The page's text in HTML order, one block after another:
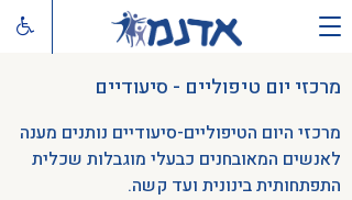
מרכזי יום טיפוליים - סיעודיים
מרכזי היום הטיפוליים-סיעודיים נותנים מענה
לאנשים המאובחנים כבעלי מוגבלות שכלית
התפתחותית בינונית ועד קשה.